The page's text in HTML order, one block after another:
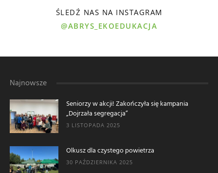
ŚLEDŹ NAS NA INSTAGRAM
@ABRYS_EKOEDUKACJA
Najnowsze
Seniorzy w akcji! Zakończyła się kampania
„Dojrzała segregacja”
3 LISTOPADA 2025
Olkusz dla czystego powietrza
30 PAŹDZIERNIKA 2025